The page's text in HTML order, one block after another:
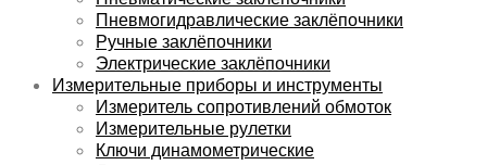
Пневмогидравлические заклёпочники
Ручные заклёпочники
Электрические заклёпочники
Измерительные приборы и инструменты
Измеритель сопротивлений обмоток
Измерительные рулетки
Ключи динамометрические